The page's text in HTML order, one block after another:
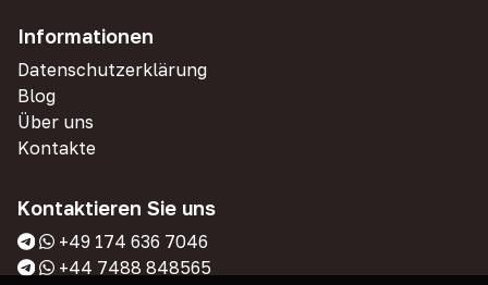
Informationen
Datenschutzerklärung
Blog
Über uns
Kontakte
Kontaktieren Sie uns
+49 174 636 7046
+44 7488 848565